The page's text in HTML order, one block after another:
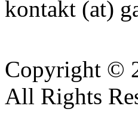
kontakt (at)
Copyright ©
All Rights